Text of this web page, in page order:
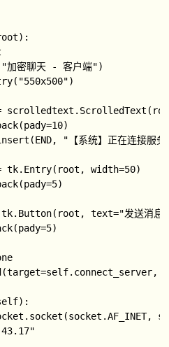
密聊天 - 客户端")
"【系统】正在连接服
tk.Entry(root, width=50)
text="发送消